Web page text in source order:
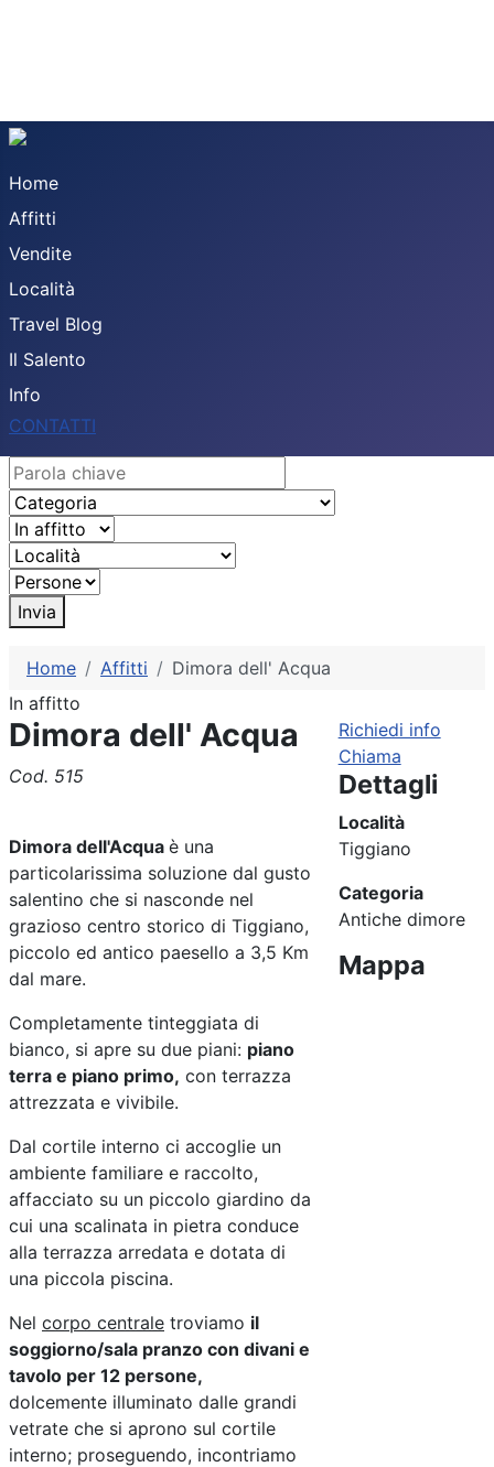
Home
Affitti
Vendite
Località
Travel Blog
Il Salento
Info
CONTATTI
Invia
Home Affitti
Dimora dell' Acqua
In affitto
Dimora dell' Acqua
Cod. 515
Dimora dell'Acqua è una
particolarissima soluzione dal gusto
salentino che si nasconde nel
grazioso centro storico di Tiggiano,
piccolo ed antico paesello a 3,5 Km
dal mare.
Completamente tinteggiata di
bianco, si apre su due piani: piano
terra e piano primo, con terrazza
attrezzata e vivibile.
Dal cortile interno ci accoglie un
ambiente familiare e raccolto,
affacciato su un piccolo giardino da
cui una scalinata in pietra conduce
alla terrazza arredata e dotata di
una piccola piscina.
Nel corpo centrale troviamo il
soggiorno/sala pranzo con divani e
tavolo per 12 persone,
dolcemente illuminato dalle grandi
vetrate che si aprono sul cortile
interno; proseguendo, incontriamo
Richiedi info
Chiama
Dettagli
Località
Tiggiano
Categoria
Antiche dimore
Mappa